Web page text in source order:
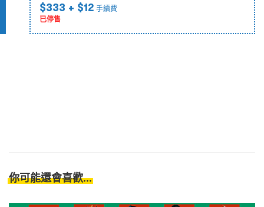
$333 + $12 手續費
已停售
你可能還會喜歡...